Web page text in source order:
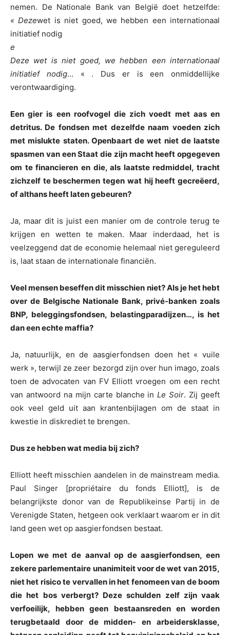
nemen. De Nationale Bank van België doet hetzelfde:
« Dezewet is niet goed, we hebben een internationaal
initiatief nodig
e
Deze wet is niet goed, we hebben een internationaal
initiatief nodig… « . Dus er is een onmiddellijke
verontwaardiging.
Een gier is een roofvogel die zich voedt met aas en
detritus. De fondsen met dezelfde naam voeden zich
met mislukte staten. Openbaart de wet niet de laatste
spasmen van een Staat die zijn macht heeft opgegeven
om te financieren en die, als laatste redmiddel, tracht
zichzelf te beschermen tegen wat hij heeft gecreëerd,
of althans heeft laten gebeuren?
Ja, maar dit is juist een manier om de controle terug te
krijgen en wetten te maken. Maar inderdaad, het is
veelzeggend dat de economie helemaal niet gereguleerd
is, laat staan de internationale financiën.
Veel mensen beseffen dit misschien niet? Als je het hebt
over de Belgische Nationale Bank, privé-banken zoals
BNP, beleggingsfondsen, belastingparadijzen…, is het
dan een echte maffia?
Ja, natuurlijk, en de aasgierfondsen doen het « vuile
werk », terwijl ze zeer bezorgd zijn over hun imago, zoals
toen de advocaten van FV Elliott vroegen om een recht
van antwoord na mijn carte blanche inLe Soir. Zij geeft
ook veel geld uit aan krantenbijlagen om de staat in
kwestie in diskrediet te brengen.
Dus ze hebben wat media bij zich?
Elliott heeft misschien aandelen in de mainstream media.
Paul Singer [propriétaire du fonds Elliott], is de
belangrijkste donor van de Republikeinse Partij in de
Verenigde Staten, hetgeen ook verklaart waarom er in dit
land geen wet op aasgierfondsen bestaat.
Lopen we met de aanval op de aasgierfondsen, een
zekere parlementaire unanimiteit voor de wet van 2015,
niet het risico te vervallen in het fenomeen van de boom
die het bos verbergt? Deze schulden zelf zijn vaak
verfoeilijk, hebben geen bestaansreden en worden
terugbetaald door de midden- en arbeidersklasse,